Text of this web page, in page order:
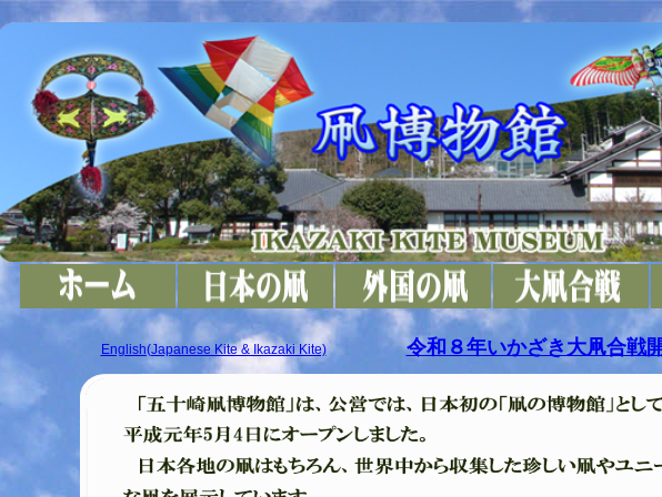
English(Japanese Kite & Ikazaki Kite) 令和８年いかざき大凧合戦